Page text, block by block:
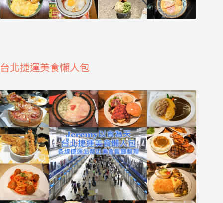
台北捷運美食懶人包